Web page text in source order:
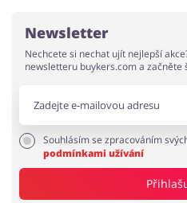
Newsletter
Nechcete si nechat ujít nejlepší
newsletteru buykers.com a začněte
Souhlásím se zpracováním
podmínkami užívání